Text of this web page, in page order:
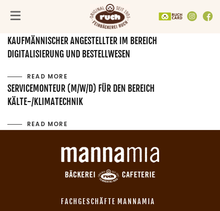
FACH­GESCHÄFTE
Alle Fachgeschäfte
Göttingen
Kassel
Northeim
PRODUKTE
VEGANE PRODUKTE
GUTSCHEINE
TORTENGENERATOR
UNTERNEHMEN
Feinbäckerei Ruch
Mannamia
Backmanufaktur
RuchCard
Gemeinsam Gutes tun
DUALES STUDIUM BUSINESS ADMINISTRATION
KAUFMÄNNISCHER ANGESTELLTER IM BEREICH
DIGITALISIERUNG UND BESTELLWESEN
READ MORE
SERVICEMONTEUR (M/W/D) FÜR DEN BEREICH
KÄLTE-/KLIMATECHNIK
READ MORE
FACHGESCHÄFTE MANNAMIA